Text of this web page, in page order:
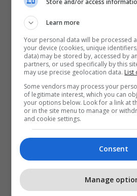
Kylian Mbappe
Learn more
Your personal data will be processed
your device (cookies, unique
data) may be stored by, accessed by
partners, or used specifically by this
may use precise geolocation data. List
Some vendors may process your
of legitimate interest, which you can
your options below. Look for a link at
or in the site menu to manage or
and cookie settings.
Consent
Manage